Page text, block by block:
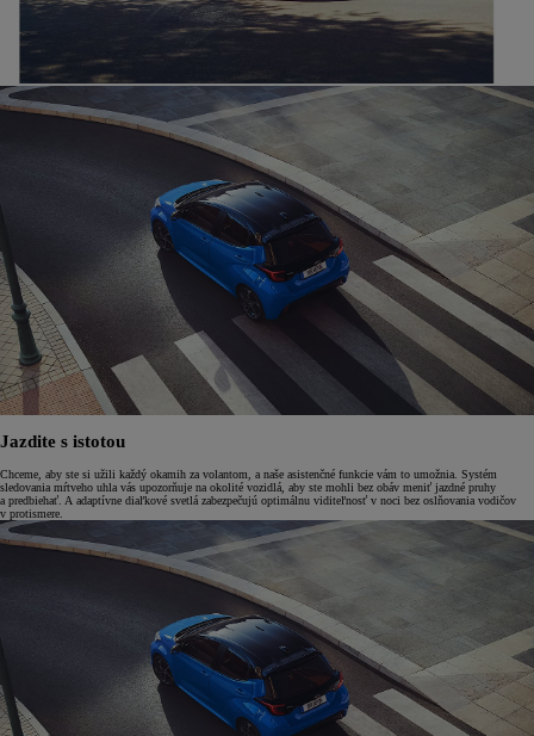
Jazdite s istotou
Chceme, aby ste si užili každý okamih za volantom, a naše asistenčné funkcie vám to umožnia. Systém
sledovania mŕtveho uhla vás upozorňuje na okolité vozidlá, aby ste mohli bez obáv meniť jazdné pruhy
a predbiehať. A adaptívne diaľkové svetlá zabezpečujú optimálnu viditeľnosť v noci bez oslňovania vodičov
v protismere.